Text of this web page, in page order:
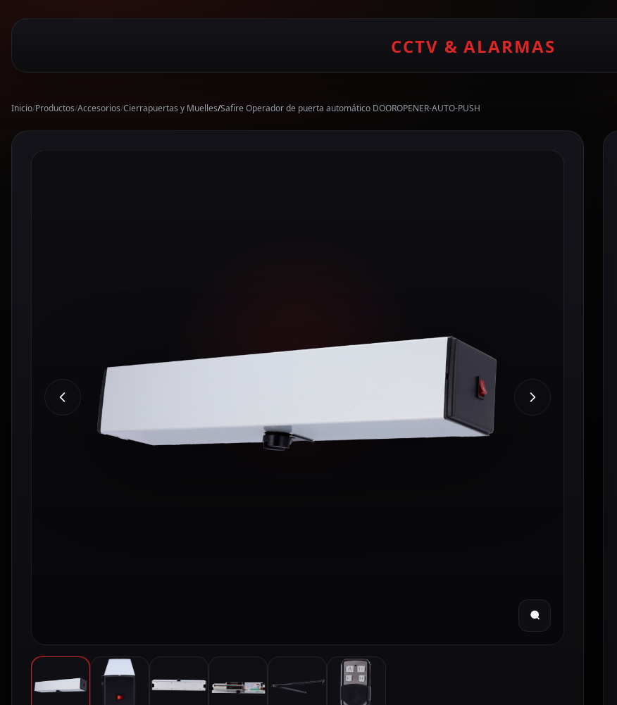
CCTV & ALARMAS
Inicio/Productos/Accesorios/Cierrapuertas y Muelles/Safire Operador de puerta automático DOOROPENER-AUTO-PUSH